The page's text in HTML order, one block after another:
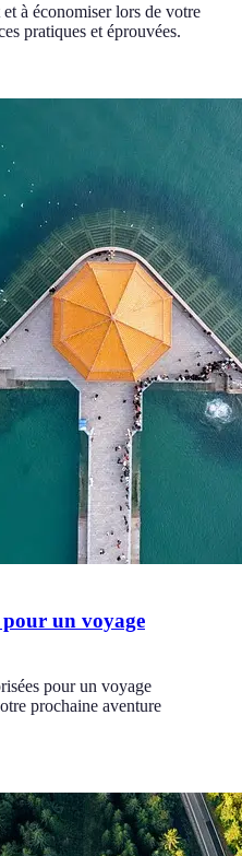
à économiser lors de votre
pratiques et éprouvées.
pour un voyage
pour un voyage
prochaine aventure